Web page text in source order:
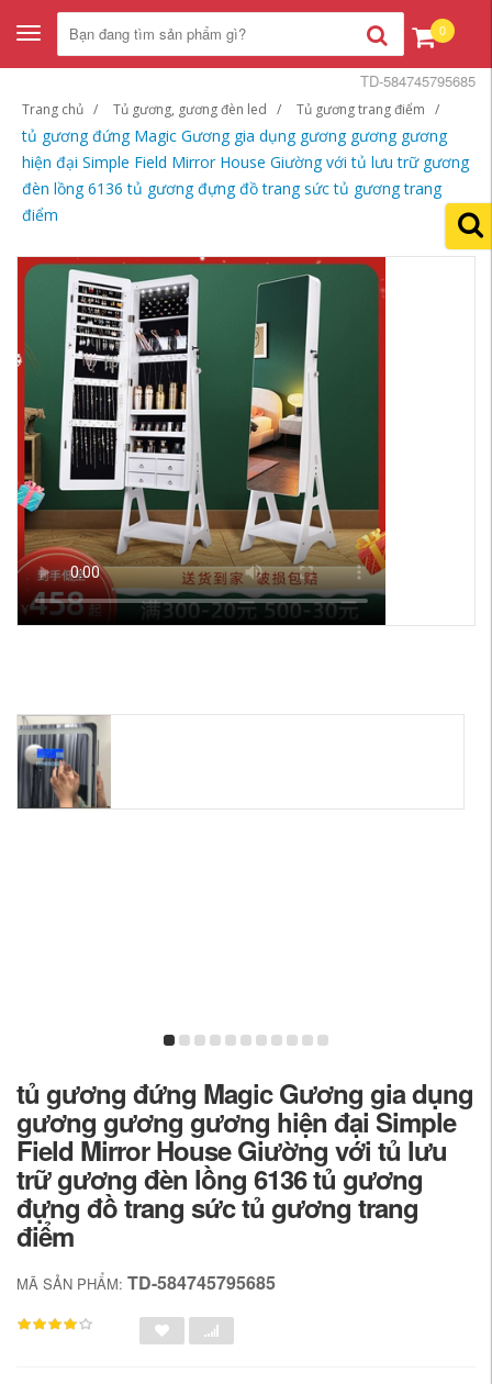
Toggle
navigation
0
Trang chủ Tủ gương, gương đèn led Tủ gương trang điểm
tủ gương đứng Magic Gương gia dụng gương gương gương
hiện đại Simple Field Mirror House Giường với tủ lưu trữ gương
đèn lồng 6136 tủ gương đựng đồ trang sức tủ gương trang
điểm
TD-584745795685
tủ gương đứng Magic Gương gia dụng
gương gương gương hiện đại Simple
Field Mirror House Giường với tủ lưu
trữ gương đèn lồng 6136 tủ gương
đựng đồ trang sức tủ gương trang
điểm
MÃ SẢN PHẨM: TD-584745795685